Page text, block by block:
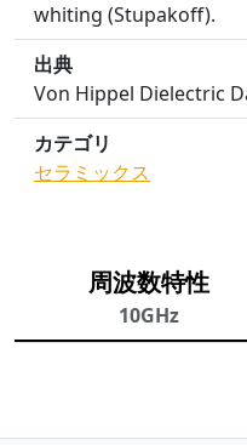
whiting (Stupakoff).
出典
Von Hippel Dielectric
カテゴリ
セラミックス
周波数特性
10GHz